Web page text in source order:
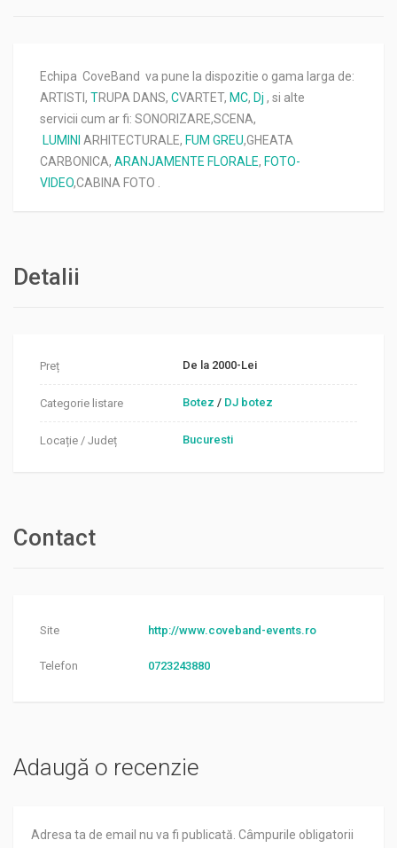
Echipa CoveBand va pune la dispozitie o gama larga de:
ARTISTI, TRUPA DANS, CVARTET, MC, Dj , si alte
servicii cum ar fi: SONORIZARE,SCENA,
LUMINI ARHITECTURALE, FUM GREU,GHEATA
CARBONICA, ARANJAMENTE FLORALE, FOTO-
VIDEO,CABINA FOTO .
Detalii
Preț De la 2000-Lei
Categorie listare Botez / DJ botez
Locație / Județ Bucuresti
Contact
Site http://www.coveband-events.ro
Telefon 0723243880
Adaugă o recenzie
Adresa ta de email nu va fi publicată. Câmpurile obligatorii